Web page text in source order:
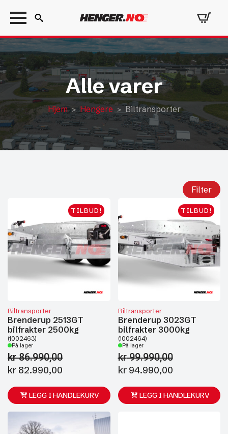
Search
for:
Alle varer
Hjem Hengere Biltransporter
Filter
TILBUD!
Biltransporter
Brenderup 2513GT
bilfrakter 2500kg
(1002463)
På lager
kr86.990,00
Opprinnelig
var:
kr 86.990,00.
kr 82.990,00
er:
kr 82.990,00.
LEGG I HANDLEKURV
TILBUD!
Biltransporter
Brenderup 3023GT
bilfrakter 3000kg
(1002464)
På lager
kr99.990,00
Opprinnelig
var:
kr 99.990,00.
kr94.990,00Nåværende
er:
kr
LEGG I HANDLEKURV